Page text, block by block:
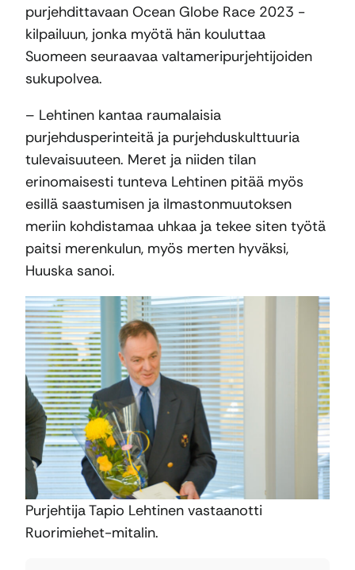
purjehdittavaan Ocean Globe Race 2023 -
kilpailuun, jonka myötä hän kouluttaa
Suomeen seuraavaa valtameripurjehtijoiden
sukupolvea.
­– Lehtinen kantaa raumalaisia
purjehdusperinteitä ja purjehduskulttuuria
tulevaisuuteen. Meret ja niiden tilan
erinomaisesti tunteva Lehtinen pitää myös
esillä saastumisen ja ilmastonmuutoksen
meriin kohdistamaa uhkaa ja tekee siten työtä
paitsi merenkulun, myös merten hyväksi,
Huuska sanoi.
Purjehtija Tapio Lehtinen vastaanotti
Ruorimiehet-mitalin.